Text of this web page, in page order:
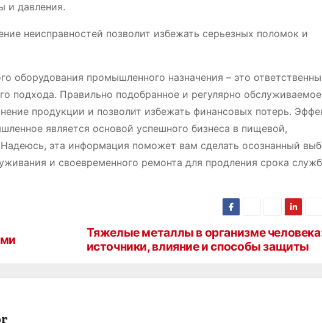
и давления.
неисправностей позволит избежать серьезных поломок и
оборудования промышленного назначения – это
подхода. Правильно подобранное и регулярно обслуживаемое
продукции и позволит избежать финансовых потерь.
является основой успешного бизнеса в пищевой,
эта информация поможет вам сделать осознанный
и своевременного ремонта для продления срока
Тяжелые металлы в организме
источники, влияние и способы защиты